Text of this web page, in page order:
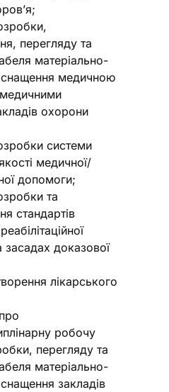
перегляду та
матеріально-
медичною
охорони
системи
медичної/
допомоги;
та
стандартів
доказової
лікарського
робочу
перегляду та
матеріально-
закладів